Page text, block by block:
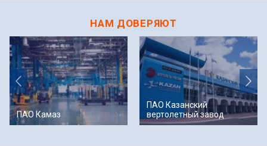
НАМ ДОВЕРЯЮТ
ПАО Камаз
ПАО Казанский
вертолетный завод